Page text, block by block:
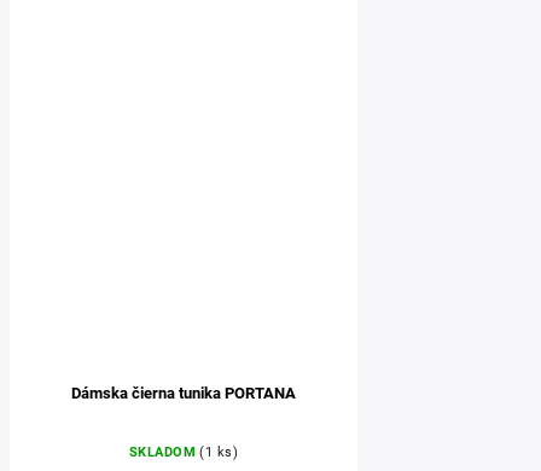
Dámska čierna tunika PORTANA
SKLADOM (1 ks)